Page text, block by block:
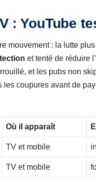
: YouTube
mouvement : la lutte
et tenté de réduire
et les pubs non
les coupures avant de
Où il apparaît
TV et mobile
TV et mobile